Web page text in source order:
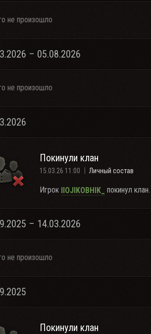
не произошло
– 05.08.2026
не произошло
Покинули клан
15.03.26 11:00 Личный состав
Игрок IIOJIKOBHIK_ покинул клан.
– 14.03.2026
не произошло
Покинули клан